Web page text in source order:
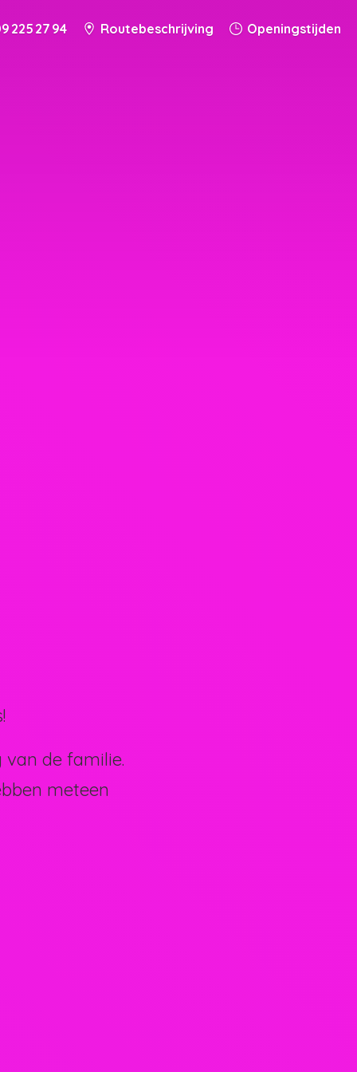
225 27 94 Routebeschrijving Openingstijden
de familie.
meteen